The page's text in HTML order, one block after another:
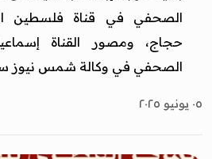
الصحفي في قناة فلسطين
حجاج، ومصور القناة
الصحفي في وكالة شمس نيوز
٠٥ يونيو ٢٠٢٥